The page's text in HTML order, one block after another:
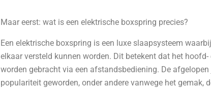
Maar eerst: wat is een elektrische boxspring precies?
Een elektrische boxspring is een luxe slaapsysteem
elkaar versteld kunnen worden. Dit betekent dat het
worden gebracht via een afstandsbediening. De
populariteit geworden, onder andere vanwege het gemak,